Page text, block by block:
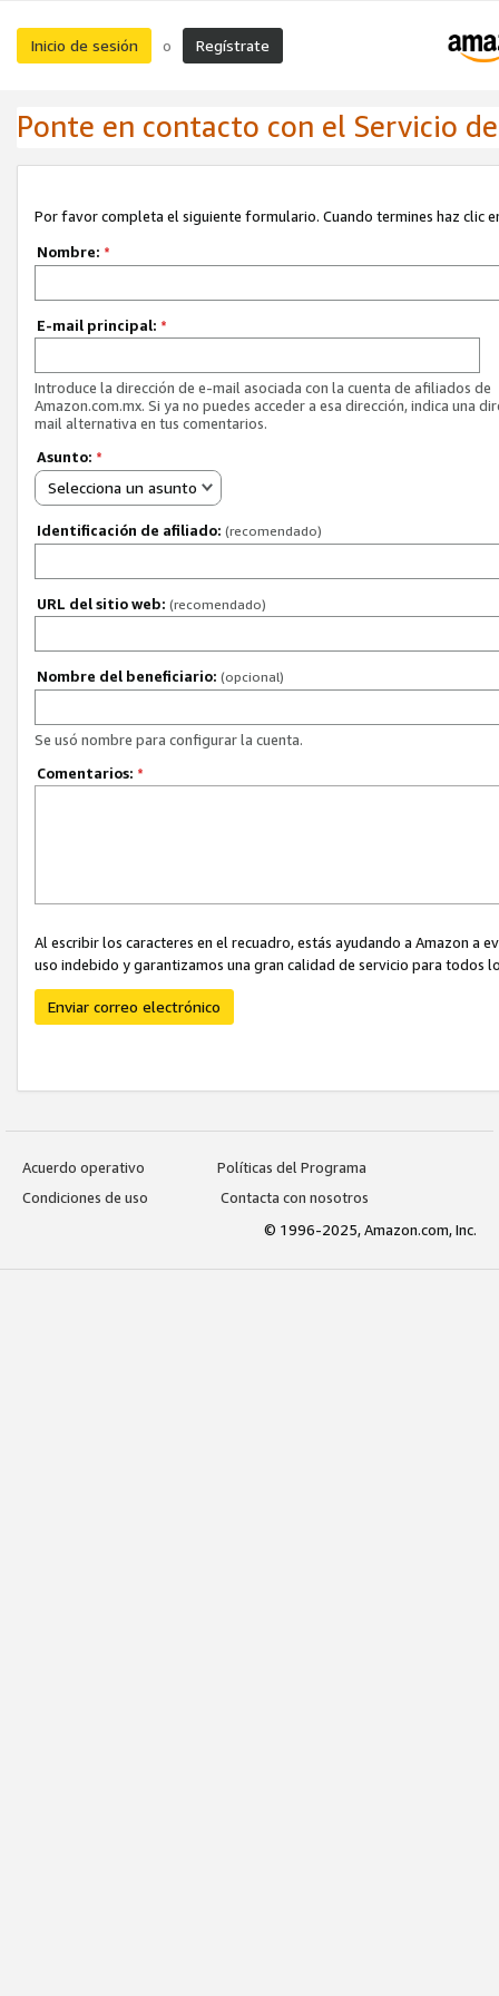
Inicio de sesión o Regístrate
Ponte en contacto con el Servicio
Por favor completa el siguiente formulario. Cuando termines haz clic
Nombre: *
E-mail principal: *
Introduce la dirección de e-mail asociada con la cuenta de afiliados de
Amazon.com.mx. Si ya no puedes acceder a esa dirección, indica una
mail alternativa en tus comentarios.
Asunto: *
Selecciona un asunto
Identificación de afiliado: (recomendado)
URL del sitio web: (recomendado)
Nombre del beneficiario: (opcional)
Se usó nombre para configurar la cuenta.
Comentarios: *
Al escribir los caracteres en el recuadro, estás ayudando a Amazon
uso indebido y garantizamos una gran calidad de servicio para todos
Enviar correo electrónico
Acuerdo operativo
Políticas del Programa
Condiciones de uso
Contacta con nosotros
© 1996-2025, Amazon.com, Inc.